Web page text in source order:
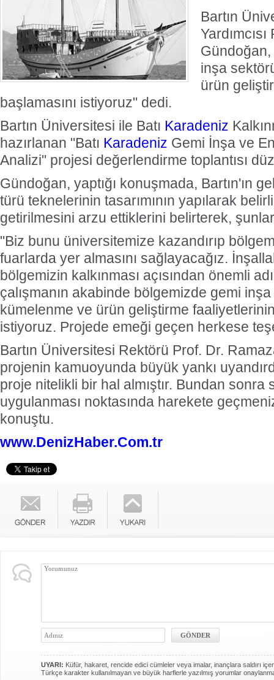
Bartın
inşa
ürün
başlamasını istiyoruz" dedi.
Bartın Üniversitesi ile Batı Karadeniz
hazırlanan "Batı Karadeniz Gemi İnşa ve
Analizi" projesi değerlendirme toplantısı
Gündoğan, yaptığı konuşmada, Bartın'ın
türü teknelerinin tasarımının yapılarak
getirilmesini arzu ettiklerini belirterek,
"Biz bunu üniversitemize kazandırıp
fuarlarda yer almasını sağlayacağız.
bölgemizin kalkınması açısından önemli
çalışmanın akabinde bölgemizde gemi
kümelenme ve ürün geliştirme
istiyoruz. Projede emeği geçen herkese
Bartın Üniversitesi Rektörü Prof. Dr.
projenin kamuoyunda büyük yankı
proje nitelikli bir hal almıştır. Bundan
uygulanması noktasında harekete
konuştu.
www.DenizHaber.Com.tr
UYARI: Küfür, hakaret, rencide edici cümleler veya imalar, inançlara saldırı
Türkçe karakter kullanılmayan ve büyük harflerle yazılmış yorumlar